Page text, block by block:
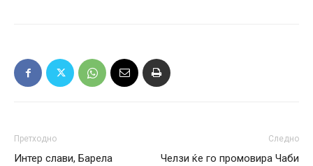
Претходно
Интер слави, Барела
Следно
Челзи ќе го промовира Чаби